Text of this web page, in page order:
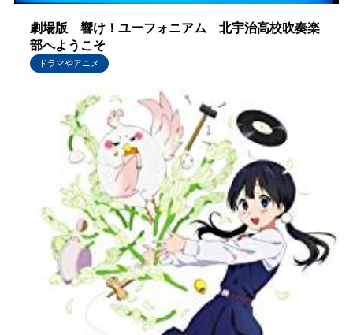
劇場版 響け！ユーフォニアム 北宇治高校吹奏楽
部へようこそ
ドラマやアニメ